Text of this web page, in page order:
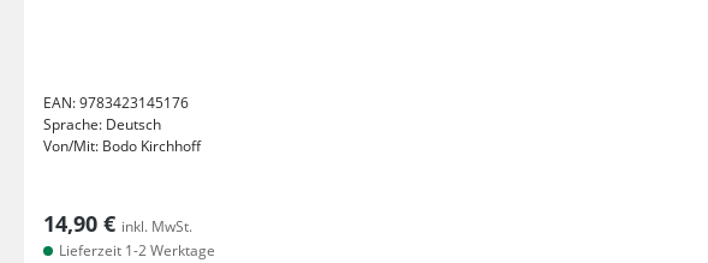
EAN:9783423145176
Sprache: Deutsch
Von/Mit: Bodo Kirchhoff
14,90 € inkl. MwSt.
Lieferzeit 1-2 Werktage